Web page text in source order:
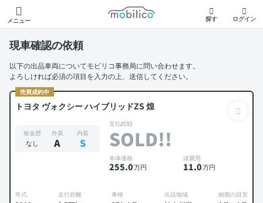
メニュー
モビリコ
探す ログイン
現車確認の依頼
以下の出品車両についてモビリコ事務局に問い合わせます。
よろしければ必須の項目を入力の上、送信してください。
売買成約中
トヨタ ヴォクシー ハイブリッドZS 煌
板金歴
なし
外装
A
内装
S
支払総額
SOLD!!
本体価格
255.0万円
諸費用
11.0万円
年式 走行距離 車検 出品地域 納期の目安